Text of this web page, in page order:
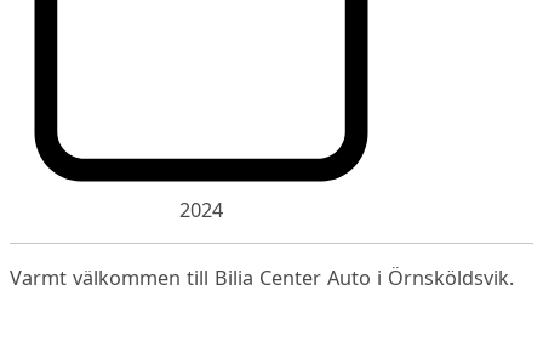
2024
Varmt välkommen till Bilia Center Auto i Örnsköldsvik.